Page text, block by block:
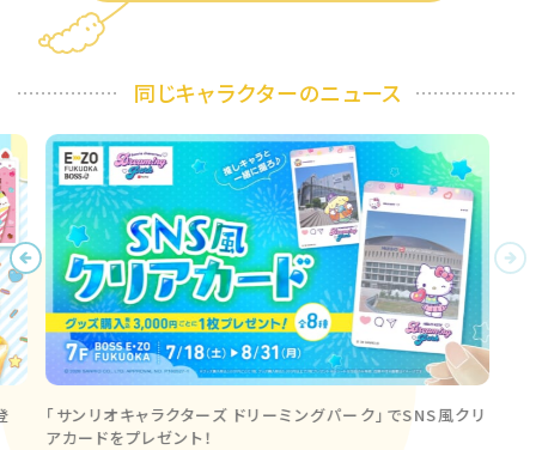
同じキャラクターのニュース
「サンリオキャラクターズ ドリーミングパーク」でSNS風クリ
アカードをプレゼント！